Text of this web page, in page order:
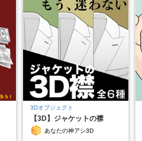
3Dオブジェクト
【3D】ジャケットの襟
Ver.2あなたの神アシ3D